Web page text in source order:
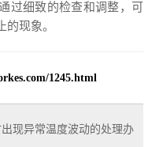
过细致的检查和调整，可
现象。
1245.html
现异常温度波动的处理办